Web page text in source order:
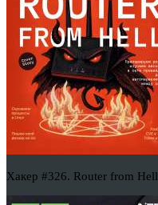
Хакер #326. Router from Hell